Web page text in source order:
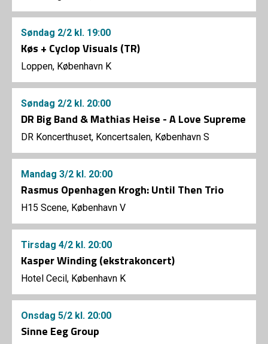
Søndag 2/2 kl. 19:00
Køs + Cyclop Visuals (TR)
Loppen, København K
Søndag 2/2 kl. 20:00
DR Big Band & Mathias Heise - A Love Supreme
DR Koncerthuset, Koncertsalen, København S
Mandag 3/2 kl. 20:00
Rasmus Openhagen Krogh: Until Then Trio
H15 Scene, København V
Tirsdag 4/2 kl. 20:00
Kasper Winding (ekstrakoncert)
Hotel Cecil, København K
Onsdag 5/2 kl. 20:00
Sinne Eeg Group